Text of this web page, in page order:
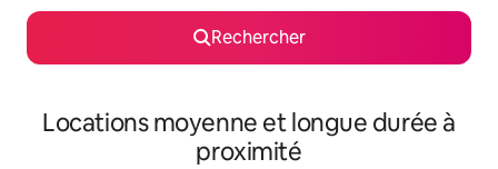
Rechercher
Locations moyenne et longue durée à
proximité